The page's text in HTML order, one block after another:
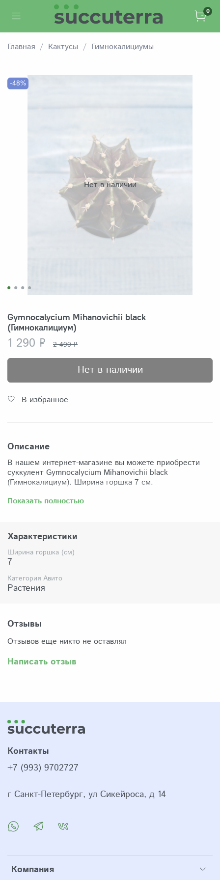
0
Главная Кактусы Гимнокалициумы
Нет в наличии
-48%
Gymnocalycium Mihanovichii black
(Гимнокалициум)
1 290 ₽ 2 490 ₽
Нет в наличии
В избранное
Описание
В нашем интернет-магазине вы можете приобрести
суккулент Gymnocalycium Mihanovichii black
(Гимнокалициум). Ширина горшка 7 см.
Забрать растение можно самовывозом из нашего
по России осуществляется через Яндекс-доставку или
СДЭК.
Комплектация:
Растение (отправляется с открытой корневой
системой, это норма для всех суккулентов, они
Показать полностью
Характеристики
Ширина горшка (см)
7
Категория Авито
Растения
Отзывы
Отзывов еще никто не оставлял
Написать отзыв
Компания
Контакты
+7 (993) 9702727
г Санкт-Петербург, ул Сикейроса, д 14